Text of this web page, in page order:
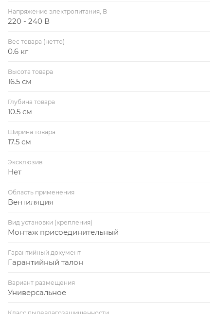
Напряжение электропитания, В
220 - 240 В
Вес товара (нетто)
0.6 кг
Высота товара
16.5 см
Глубина товара
10.5 см
Ширина товара
17.5 см
Эксклюзив
Нет
Область применения
Вентиляция
Вид установки (крепления)
Монтаж присоединительный
Гарантийный документ
Гарантийный талон
Вариант размещения
Универсальное